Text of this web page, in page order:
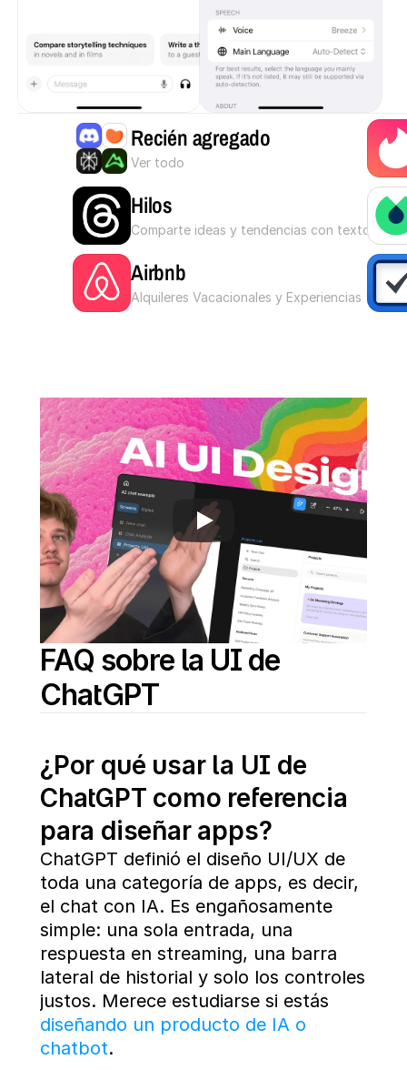
Recién agregado
Ver todo
Hilos
Comparte ideas y tendencias con texto
Airbnb
Alquileres Vacacionales y Experiencias
FAQ sobre la UI de
ChatGPT
¿Por qué usar la UI de
ChatGPT como referencia
para diseñar apps?
ChatGPT definió el diseño UI/UX de
toda una categoría de apps, es decir,
el chat con IA. Es engañosamente
simple: una sola entrada, una
respuesta en streaming, una barra
lateral de historial y solo los controles
diseñando un producto de IA o
chatbot.